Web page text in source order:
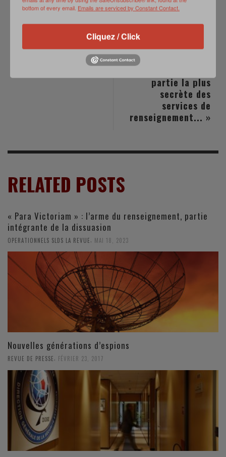
NEXT POST
EXCLUSIF - « Le
technique
partie la plus
secrète des
services de
renseignement... »
PREVIOUS POST
Jean-Yves Le Drian
remplacement du
RELATED POSTS
« Para Victoriam » : l’arme du renseignement, partie
intégrante de la dissuasion
OPERATIONNELS SLDS LA REVUE MAI 18, 2023
Nouvelles générations d’espions
REVUE DE PRESSE, FÉVRIER 23, 2017
bottom of every email. Emails are serviced by Constant Contact.
Cliquez / Click